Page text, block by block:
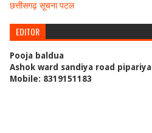
छत्तीसगढ़ सूचना पटल
EDITOR
Pooja baldua
Ashok ward sandiya road pipariya
Mobile: 8319151183